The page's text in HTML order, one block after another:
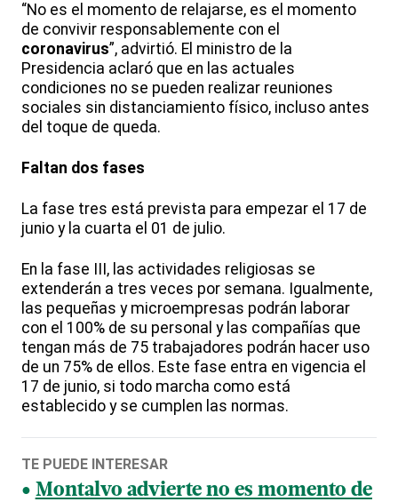
“No es el momento de relajarse, es el momento
de convivir responsablemente con el
coronavirus”, advirtió. El ministro de la
Presidencia aclaró que en las actuales
condiciones no se pueden realizar reuniones
sociales sin distanciamiento físico, incluso antes
del toque de queda.
Faltan dos fases
La fase tres está prevista para empezar el 17 de
junio y la cuarta el 01 de julio.
En la fase III, las actividades religiosas se
extenderán a tres veces por semana. Igualmente,
las pequeñas y microempresas podrán laborar
con el 100% de su personal y las compañías que
tengan más de 75 trabajadores podrán hacer uso
de un 75% de ellos. Este fase entra en vigencia el
17 de junio, si todo marcha como está
establecido y se cumplen las normas.
TE PUEDE INTERESAR
Montalvo advierte no es momento de